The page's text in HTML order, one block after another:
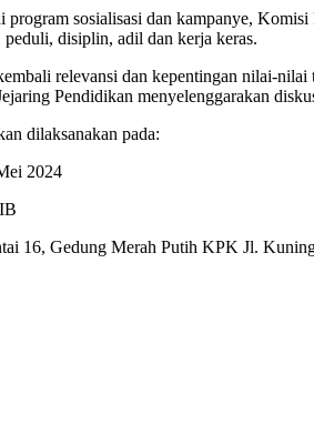
program sosialisasi dan kampanye,
peduli, disiplin, adil dan kerja keras.
relevansi dan kepentingan nilai-
Pendidikan menyelenggarakan
dilaksanakan pada:
2024
16, Gedung Merah Putih KPK Jl.